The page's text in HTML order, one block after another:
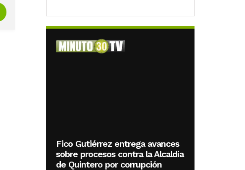
Fico Gutiérrez entrega avances
sobre procesos contra la Alcaldía
de Quintero por corrupción